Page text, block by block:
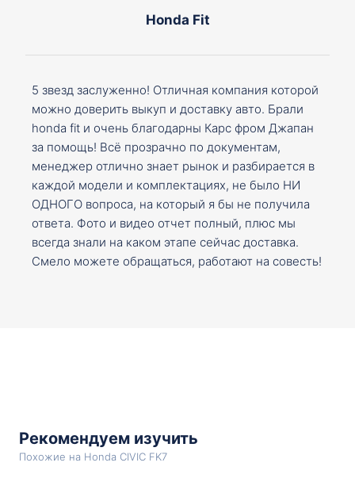
Honda Fit
5 звезд заслуженно! Отличная компания которой
можно доверить выкуп и доставку авто. Брали
honda fit и очень благодарны Карс фром Джапан
за помощь! Всё прозрачно по документам,
менеджер отлично знает рынок и разбирается в
каждой модели и комплектациях, не было НИ
ОДНОГО вопроса, на который я бы не получила
ответа. Фото и видео отчет полный, плюс мы
всегда знали на каком этапе сейчас доставка.
Смело можете обращаться, работают на совесть!
Рекомендуем изучить
Похожие на Honda CIVIC FK7